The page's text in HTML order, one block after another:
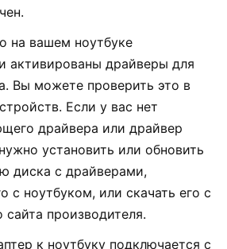
на вашем ноутбуке
активированы драйверы для
Вы можете проверить это в
Если у вас нет
драйвера или драйвер
установить или обновить
диска с драйверами,
с ноутбуком, или скачать его с
сайта производителя.
к ноутбуку подключается с